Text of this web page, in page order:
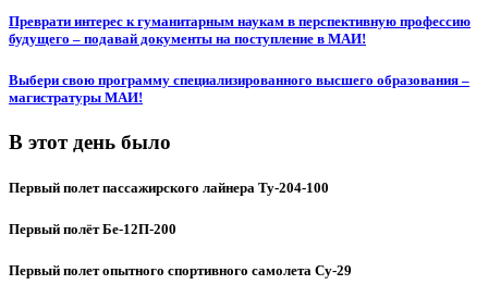
Преврати интерес к гуманитарным наукам в перспективную профессию
будущего – подавай документы на поступление в МАИ!
Выбери свою программу специализированного высшего образования –
магистратуры МАИ!
В этот день было
Первый полет пассажирского лайнера Ту-204-100
Первый полёт Бе-12П-200
Первый полет опытного спортивного самолета Су-29